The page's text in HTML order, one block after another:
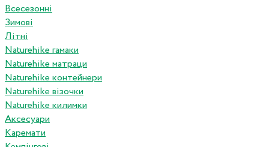
Всесезонні
Зимові
Літні
Naturehike гамаки
Naturehike матраци
Naturehike контейнери
Naturehike візочки
Naturehike килимки
Аксесуари
Каремати